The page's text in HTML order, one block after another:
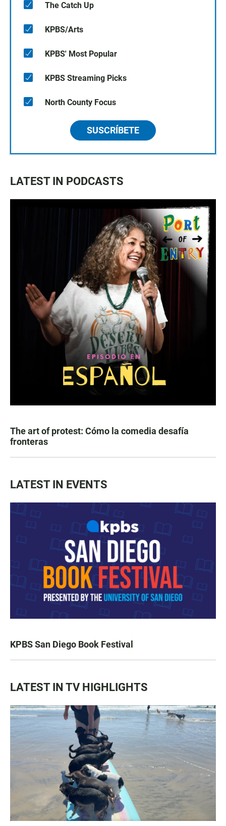
The Catch Up
KPBS/Arts
KPBS' Most Popular
KPBS Streaming Picks
North County Focus
SUSCRÍBETE
LATEST IN PODCASTS
The art of protest: Cómo la comedia desafía
fronteras
LATEST IN EVENTS
KPBS San Diego Book Festival
LATEST IN TV HIGHLIGHTS